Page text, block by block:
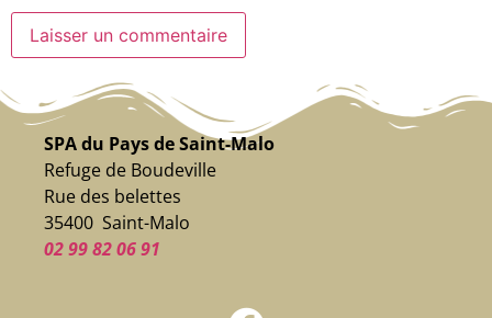
SPA du Pays de Saint-Malo
Refuge de Boudeville
Rue des belettes
35400 Saint-Malo
02 99 82 06 91